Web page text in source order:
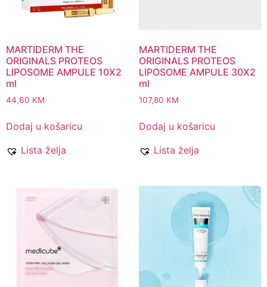
MARTIDERM THE
ORIGINALS PROTEOS
LIPOSOME AMPULE 10X2
ml
44,60 KM
Dodaj u košaricu
Lista želja
MARTIDERM THE
ORIGINALS PROTEOS
LIPOSOME AMPULE 30X2
ml
107,80 KM
Dodaj u košaricu
Lista želja